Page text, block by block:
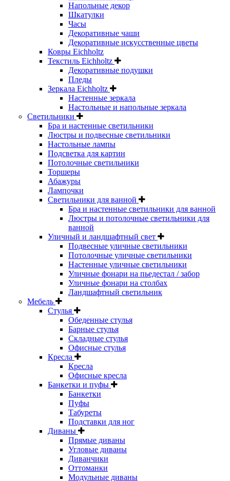
Напольные декор
Шкатулки
Часы
Декоративные чаши
Декоративные искусственные цветы
Ковры Eichholtz
Текстиль Eichholtz
Декоративные подушки
Пледы
Зеркала Eichholtz
Настенные зеркала
Настольные и напольные зеркала
Светильники
Бра и настенные светильники
Люстры и подвесные светильники
Настольные лампы
Подсветка для картин
Потолочные светильники
Торшеры
Абажуры
Лампочки
Светильники для ванной
Бра и настенные светильники для ванной
Люстры и потолочные светильники для
ванной
Уличный и ландшафтный свет
Подвесные уличные светильники
Потолочные уличные светильники
Настенные уличные светильники
Уличные фонари на пьедестал / забор
Уличные фонари на столбах
Ландшафтный светильник
Мебель
Стулья
Обеденные стулья
Барные стулья
Складные стулья
Офисные стулья
Кресла
Кресла
Офисные кресла
Банкетки и пуфы
Банкетки
Пуфы
Табуреты
Подставки для ног
Диваны
Прямые диваны
Угловые диваны
Диванчики
Оттоманки
Модульные диваны